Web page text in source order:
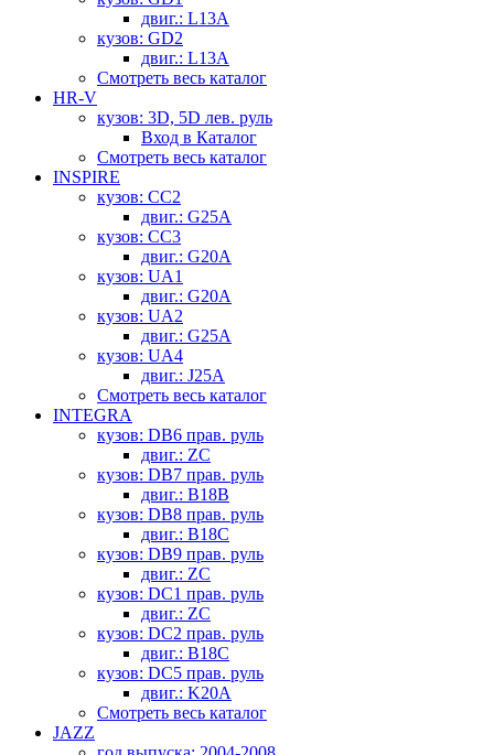
двиг.: L13A
кузов: GD2
двиг.: L13A
Смотреть весь каталог
HR-V
кузов: 3D, 5D лев. руль
Вход в Каталог
Смотреть весь каталог
INSPIRE
кузов: CC2
двиг.: G25A
кузов: CC3
двиг.: G20A
кузов: UA1
двиг.: G20A
кузов: UA2
двиг.: G25A
кузов: UA4
двиг.: J25A
Смотреть весь каталог
INTEGRA
кузов: DB6 прав. руль
двиг.: ZC
кузов: DB7 прав. руль
двиг.: B18B
кузов: DB8 прав. руль
двиг.: B18C
кузов: DB9 прав. руль
двиг.: ZC
кузов: DC1 прав. руль
двиг.: ZC
кузов: DC2 прав. руль
двиг.: B18C
кузов: DC5 прав. руль
двиг.: K20A
Смотреть весь каталог
JAZZ